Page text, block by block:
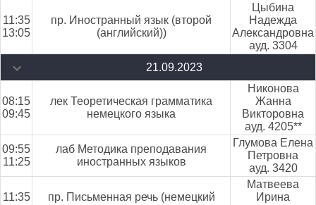
11:35
13:05
пр. Иностранный язык (второй
(английский))
Цыбина
Надежда
Александровна
ауд. 3304
21.09.2023
08:15
09:45
лек Теоретическая грамматика
немецкого языка
Никонова
Жанна
Викторовна
ауд. 4205**
09:55
11:25
лаб Методика преподавания
иностранных языков
Глумова Елена
Петровна
ауд. 3420
11:35
пр. Письменная речь (немецкий
Матвеева
Ирина